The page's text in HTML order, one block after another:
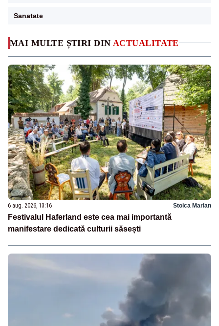
MAI MULTE ȘTIRI DIN ACTUALITATE
6 aug. 2026, 13:16 Stoica Marian
Festivalul Haferland este cea mai importantă
manifestare dedicată culturii săsești
Sanatate